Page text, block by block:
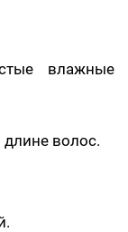
влажные
волос.